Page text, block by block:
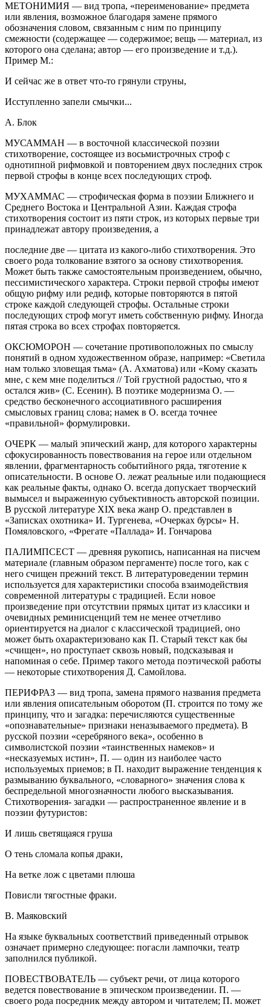
МЕТОНИМИЯ — вид тропа, «переименование» предмета
или явления, возможное благодаря замене прямого
обозначения словом, связанным с ним по принципу
смежности (содержащее — содержимое; вещь — материал, из
которого она сделана; автор — его произведение и т.д.).
Пример М.:
И сейчас же в ответ что-то грянули струны,
Исступленно запели смычки...
А. Блок
МУСАММАН — в восточной классической поэзии
стихотворение, состоящее из восьмистрочных строф с
однотипной рифмовкой и повторением двух последних строк
первой строфы в конце всех последующих строф.
МУХАММАС — строфическая форма в поэзии Ближнего и
Среднего Востока и Центральной Азии. Каждая строфа
стихотворения состоит из пяти строк, из которых первые три
принадлежат автору произведения, а
последние две — цитата из какого-либо стихотворения. Это
своего рода толкование взятого за основу стихотворения.
Может быть также самостоятельным произведением, обычно,
пессимистического характера. Строки первой строфы имеют
общую рифму или редиф, которые повторяются в пятой
строке каждой следующей строфы. Остальные строки
последующих строф могут иметь собственную рифму. Иногда
пятая строка во всех строфах повторяется.
ОКСЮМОРОН — сочетание противоположных по смыслу
понятий в одном художественном образе, например: «Светила
нам только зловещая тьма» (А. Ахматова) или «Кому сказать
мне, с кем мне поделиться // Той грустной радостью, что я
остался жив» (С. Есенин). В поэтике модернизма О. —
средство бесконечного ассоциативного расширения
смысловых границ слова; намек в О. всегда точнее
«правильной» формулировки.
ОЧЕРК — малый эпический жанр, для которого характерны
сфокусированность повествования на герое или отдельном
явлении, фрагментарность событийного ряда, тяготение к
описательности. В основе О. лежат реальные или подающиеся
как реальные факты, однако О. всегда допускает творческий
вымысел и выраженную субъективность авторской позиции.
В русской литературе XIX века жанр О. представлен в
«Записках охотника» И. Тургенева, «Очерках бурсы» Н.
Помяловского, «Фрегате «Паллада» И. Гончарова
ПАЛИМПСЕСТ — древняя рукопись, написанная на писчем
материале (главным образом пергаменте) после того, как с
него счищен прежний текст. В литературоведении термин
используется для характеристики способа взаимодействия
современной литературы с традицией. Если новое
произведение при отсутствии прямых цитат из классики и
очевидных реминисценций тем не менее отчетливо
ориентируется на диалог с классической традицией, оно
может быть охарактеризовано как П. Старый текст как бы
«счищен», но проступает сквозь новый, подсказывая и
напоминая о себе. Пример такого метода поэтической работы
— некоторые стихотворения Д. Самойлова.
ПЕРИФРАЗ — вид тропа, замена прямого названия предмета
или явления описательным оборотом (П. строится по тому же
принципу, что и загадка: перечисляются существенные
«опознавательные» признаки неназываемого предмета). В
русской поэзии «серебряного века», особенно в
символистской поэзии «таинственных намеков» и
«несказуемых истин», П. — один из наиболее часто
используемых приемов; в П. находит выражение тенденция к
размыванию буквального, «словарного» значения слова к
беспредельной многозначности любого высказывания.
Стихотворения- загадки — распространенное явление и в
поэзии футуристов:
И лишь светящаяся груша
О тень сломала копья драки,
На ветке лож с цветами плюша
Повисли тягостные фраки.
В. Маяковский
На языке буквальных соответствий приведенный отрывок
означает примерно следующее: погасли лампочки, театр
заполнился публикой.
ПОВЕСТВОВАТЕЛЬ — субъект речи, от лица которого
ведется повествование в эпическом произведении. П. —
своего рода посредник между автором и читателем; П. может